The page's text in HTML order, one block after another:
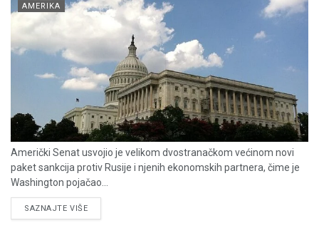
AMERIKA
Američki Senat usvojio je velikom dvostranačkom većinom novi
paket sankcija protiv Rusije i njenih ekonomskih partnera, čime je
Washington pojačao...
SAZNAJTE VIŠEDETAILS